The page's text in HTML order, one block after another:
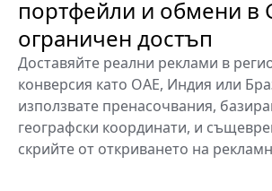
портфейли и обмени в
ограничен достъп
Доставяйте реални реклами в
конверсия като ОАЕ, Индия или
използвате пренасочвания,
географски координати, и
скрийте от откриването на